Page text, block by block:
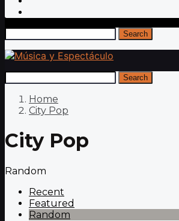
Search
Search
Home
City Pop
City Pop
Random
Recent
Featured
Random